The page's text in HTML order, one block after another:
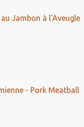
Jambon à l'Aveugle
- Pork Meatball